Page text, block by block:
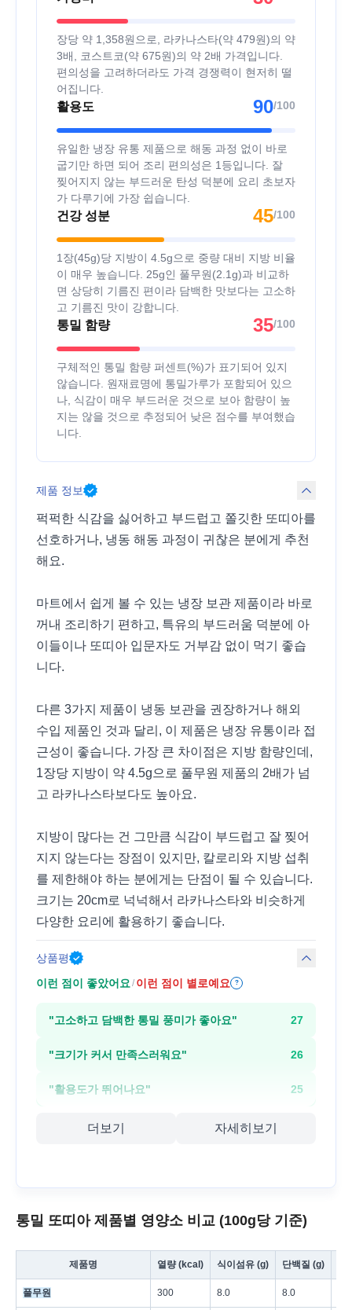
장당 약 1,358원으로, 라카나스타(약 479원)의 약
3배, 코스트코(약 675원)의 약 2배 가격입니다.
편의성을 고려하더라도 가격 경쟁력이 현저히 떨
어집니다.
활용도 90/100
유일한 냉장 유통 제품으로 해동 과정 없이 바로
굽기만 하면 되어 조리 편의성은 1등입니다. 잘
찢어지지 않는 부드러운 탄성 덕분에 요리 초보자
가 다루기에 가장 쉽습니다.
건강 성분 45/100
1장(45g)당 지방이 4.5g으로 중량 대비 지방 비율
이 매우 높습니다. 25g인 풀무원(2.1g)과 비교하
면 상당히 기름진 편이라 담백한 맛보다는 고소하
고 기름진 맛이 강합니다.
통밀 함량 35/100
구체적인 통밀 함량 퍼센트(%)가 표기되어 있지
않습니다. 원재료명에 통밀가루가 포함되어 있으
나, 식감이 매우 부드러운 것으로 보아 함량이 높
지는 않을 것으로 추정되어 낮은 점수를 부여했습
니다.
제품 정보
퍽퍽한 식감을 싫어하고 부드럽고 쫄깃한 또띠아를
선호하거나, 냉동 해동 과정이 귀찮은 분에게 추천
해요.
마트에서 쉽게 볼 수 있는 냉장 보관 제품이라 바로
꺼내 조리하기 편하고, 특유의 부드러움 덕분에 아
이들이나 또띠아 입문자도 거부감 없이 먹기 좋습
니다.
다른 3가지 제품이 냉동 보관을 권장하거나 해외
수입 제품인 것과 달리, 이 제품은 냉장 유통이라 접
근성이 좋습니다. 가장 큰 차이점은 지방 함량인데,
1장당 지방이 약 4.5g으로 풀무원 제품의 2배가 넘
고 라카나스타보다도 높아요.
지방이 많다는 건 그만큼 식감이 부드럽고 잘 찢어
지지 않는다는 장점이 있지만, 칼로리와 지방 섭취
를 제한해야 하는 분에게는 단점이 될 수 있습니다.
크기는 20cm로 넉넉해서 라카나스타와 비슷하게
다양한 요리에 활용하기 좋습니다.
상품평
이런 점이 좋았어요 / 이런 점이 별로예요 ?
"고소하고 담백한 통밀 풍미가 좋아요" 27
"크기가 커서 만족스러워요" 26
"활용도가 뛰어나요" 25
더보기 자세히보기
통밀 또띠아 제품별 영양소 비교 (100g당 기준)
제품명 열량 (kcal) 식이섬유 (g) 단백질 (g)
풀무원 300 8.0 8.0